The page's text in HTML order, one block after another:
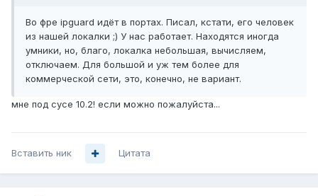
Во фре ipguard идёт в портах. Писал, кстати, его человек
из нашей локалки ;) У нас работает. Находятся иногда
умники, но, благо, локалка небольшая, вычисляем,
отключаем. Для большой и уж тем более для
коммерческой сети, это, конечно, не вариант.
мне под сусе 10.2! если можно пожалуйста...
Вставить ник Цитата